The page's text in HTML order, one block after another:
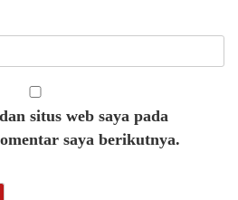
situs web saya pada
saya berikutnya.